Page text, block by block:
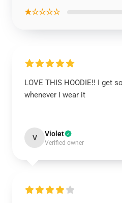
★☆☆☆☆
LOVE THIS HOODIE!! I get
whenever I wear it
V Violet
Verified owner